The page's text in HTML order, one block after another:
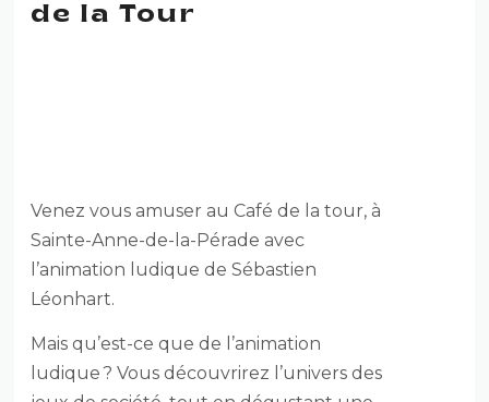
de la Tour
Venez vous amuser au Café de la tour, à
Sainte-Anne-de-la-Pérade avec
l’animation ludique de Sébastien
Léonhart.
Mais qu’est-ce que de l’animation
ludique ? Vous découvrirez l’univers des